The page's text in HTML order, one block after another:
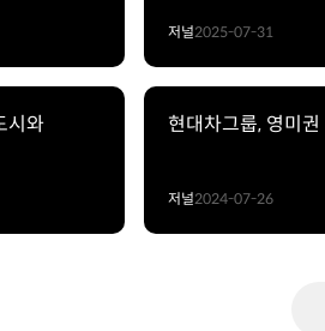
저널2025-07-31
시와
현대차그룹, 영미
저널2024-07-26